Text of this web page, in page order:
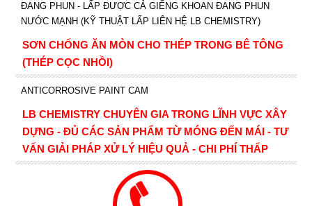
ĐANG PHUN - LẤP ĐƯỢC CẢ GIẾNG KHOAN ĐANG PHUN
NƯỚC MẠNH (KỸ THUẬT LẤP LIÊN HỆ LB CHEMISTRY)
SƠN CHỐNG ĂN MÒN CHO THÉP TRONG BÊ TÔNG
(THÉP CỌC NHỒI)
ANTICORROSIVE PAINT CAM
LB CHEMISTRY CHUYÊN GIA TRONG LĨNH VỰC XÂY
DỰNG - ĐỦ CÁC SẢN PHẨM TỪ MÓNG ĐẾN MÁI - TƯ
VẤN GIẢI PHÁP XỬ LÝ HIỆU QUẢ - CHI PHÍ THẤP